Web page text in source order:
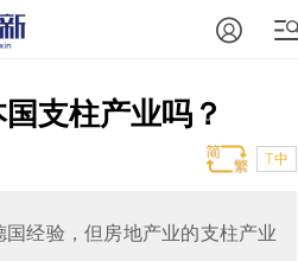
支柱产业吗？
T中
经验，但房地产业的支柱产业